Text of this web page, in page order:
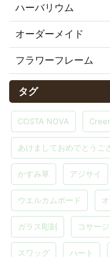
ハーバリウム
オーダーメイド
フラワーフレーム
タグ
COSTA NOVA
あけましておめでとうご
かすみ草 アジサイ
ウエルカムボード
ガラス彫刻 コサージ
スワッグ ハート